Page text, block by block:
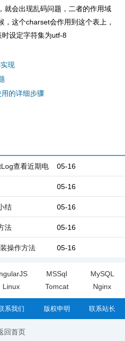
就会出现乱码问题，二者的作用域
这个charset会作用到这个表上，
设定字符集为utf-8
现
的详细步骤
05-16
查看近期电
05-16
05-16
结
05-16
法
05-16
操作方法
MSSql
MySQL
Linux Tomcat Nginx
系我们 版权申明 联系站长
回首页